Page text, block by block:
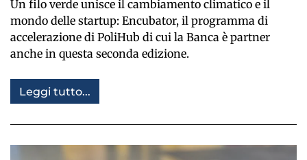
Un filo verde unisce il cambiamento climatico e il
mondo delle startup: Encubator, il programma di
accelerazione di PoliHub di cui la Banca è partner
anche in questa seconda edizione.
Leggi tutto...